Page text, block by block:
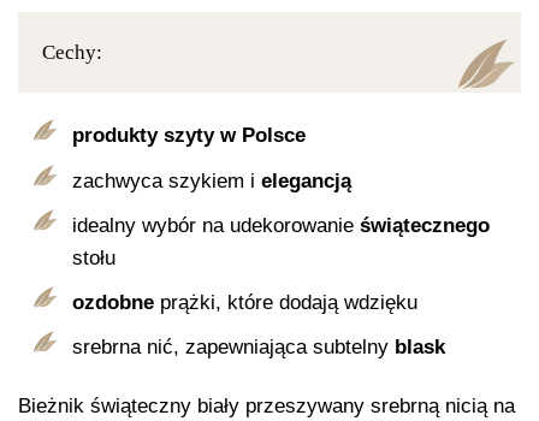
Cechy:
produkty szyty w Polsce
zachwyca szykiem i elegancją
idealny wybór na udekorowanie świątecznego
stołu
ozdobne prążki, które dodają wdzięku
srebrna nić, zapewniająca subtelny blask
Bieżnik świąteczny biały przeszywany srebrną nicią na